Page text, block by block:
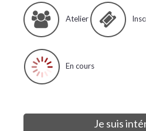
Atelier
En cours
Je suis